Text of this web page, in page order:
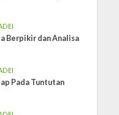
Berpikir dan Analisa
Pada Tuntutan